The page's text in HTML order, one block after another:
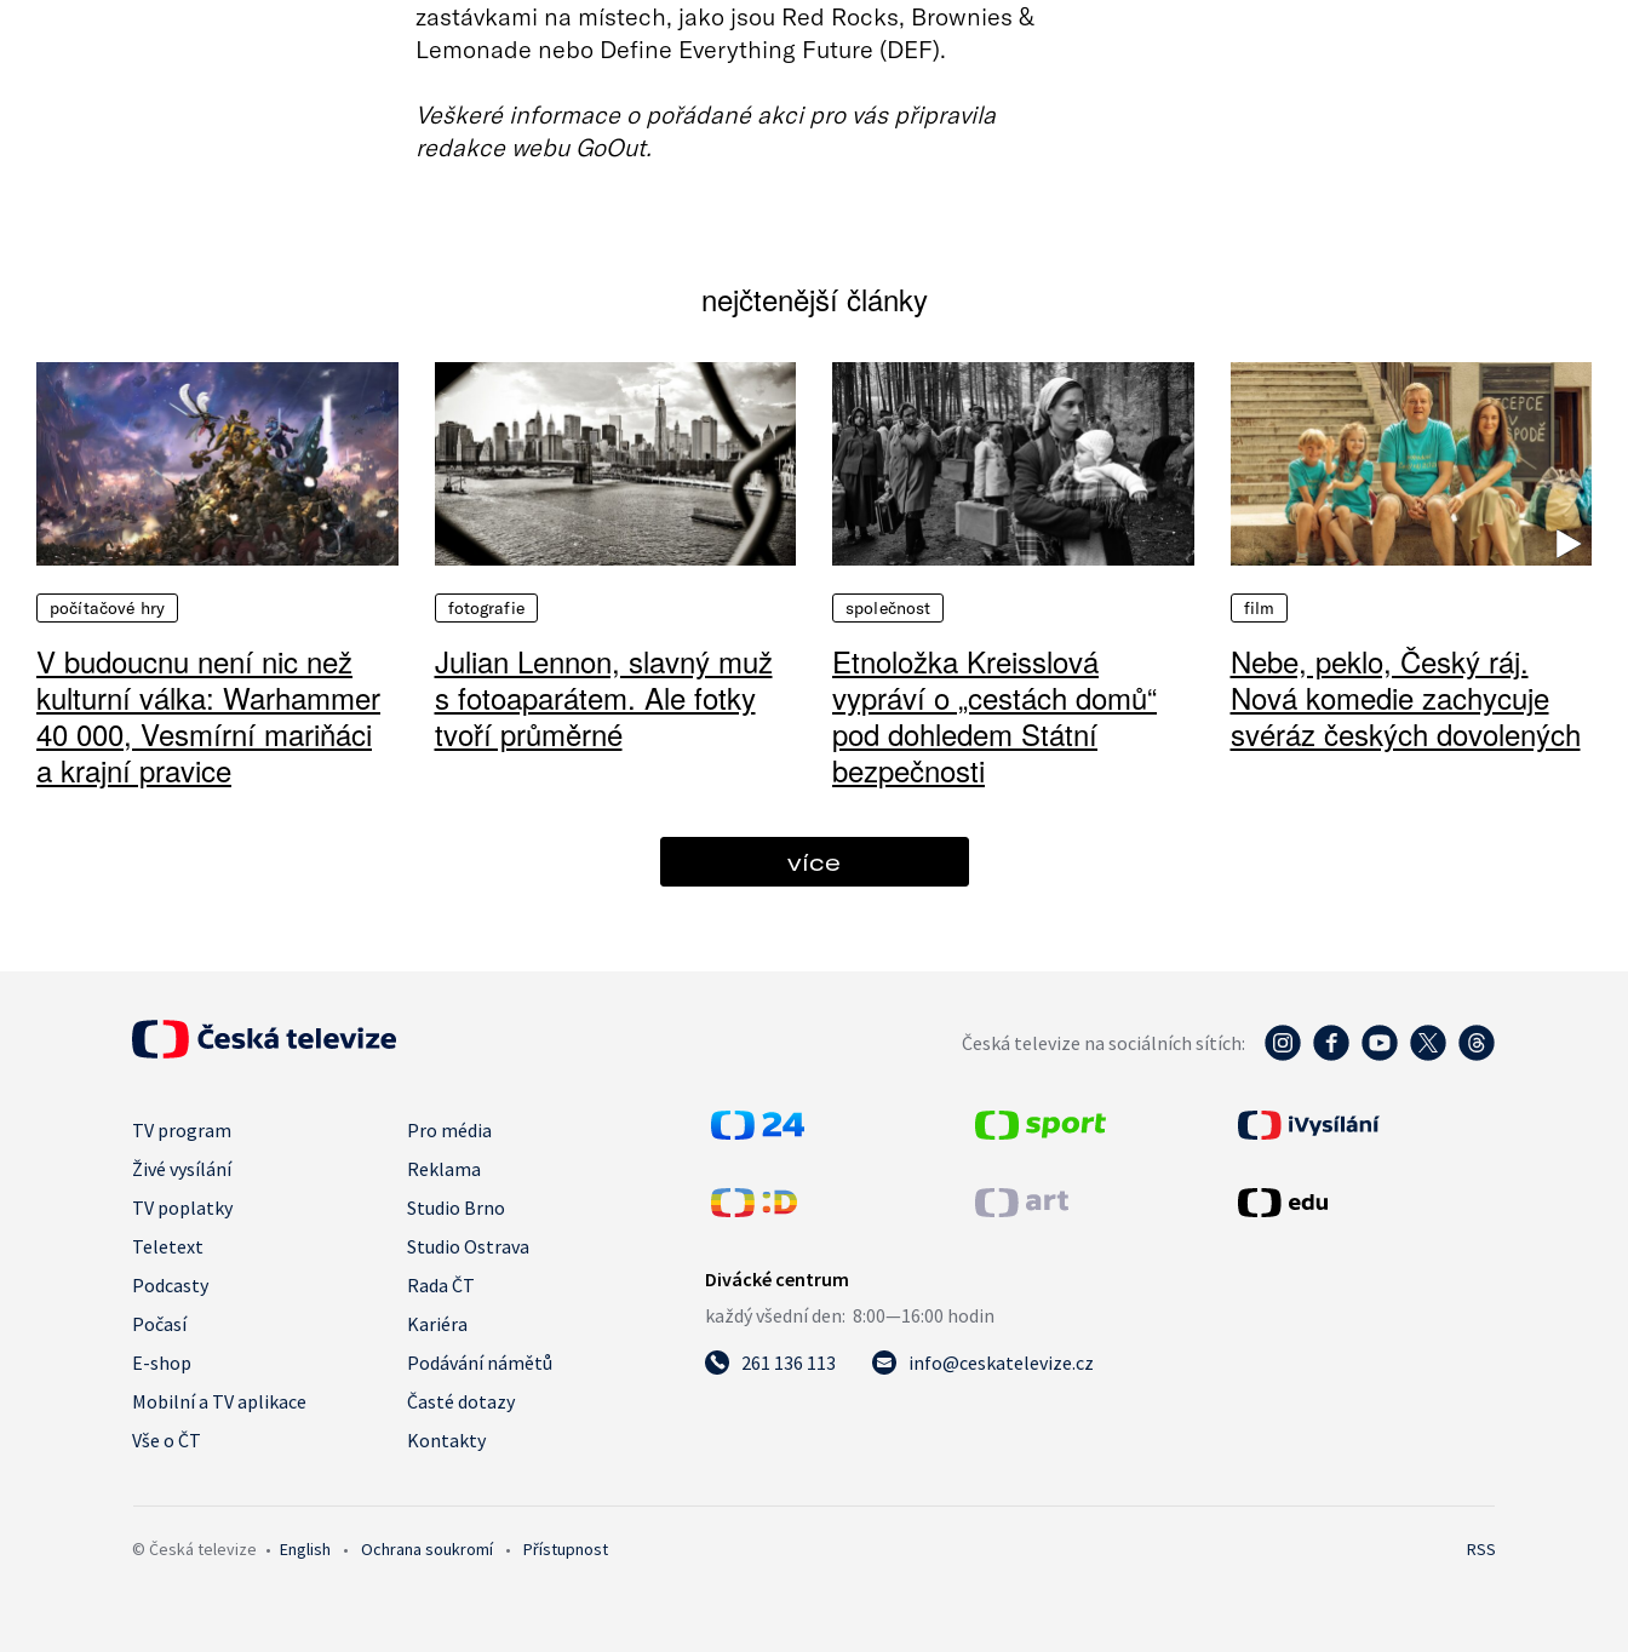
zastávkami na místech, jako jsou Red Rocks, Brownies &
Lemonade nebo Define Everything Future (DEF).
Veškeré informace o pořádané akci pro vás připravila
redakce webu GoOut.
nejčtenější články
počítačové hry
V budoucnu není nic než
kulturní válka: Warhammer
40 000, Vesmírní mariňáci
a krajní pravice
fotografie
Julian Lennon, slavný muž
s fotoaparátem. Ale fotky
tvoří průměrné
společnost
Etnoložka Kreisslová
vypráví o „cestách domů“
pod dohledem Státní
bezpečnosti
film
Nebe, peklo, Český ráj.
Nová komedie zachycuje
svéráz českých dovolených
více
Česká televize na sociálních sítích:
TV program
Pro média
Živé vysílání
Reklama
TV poplatky
Studio Brno
Teletext
Studio Ostrava
Podcasty
Rada ČT
Počasí
Kariéra
E-shop
Podávání námětů
Mobilní a TV aplikace
Časté dotazy
Vše o ČT
Kontakty
261 136 113 info@ceskatelevize.cz
© Česká televize • English • Ochrana soukromí • Přístupnost RSS